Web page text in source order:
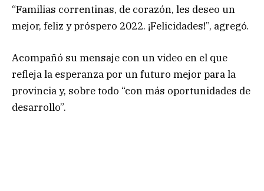
“Familias correntinas, de corazón, les deseo un
mejor, feliz y próspero 2022. ¡Felicidades!”, agregó.
Acompañó su mensaje con un video en el que
refleja la esperanza por un futuro mejor para la
provincia y, sobre todo “con más oportunidades de
desarrollo”.